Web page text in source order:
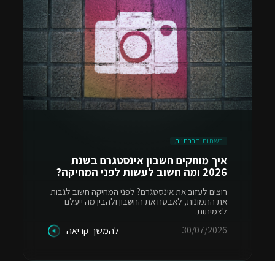
רשתות חברתיות
איך מוחקים חשבון אינסטגרם בשנת
2026 ומה חשוב לעשות לפני המחיקה?
רוצים לעזוב את אינסטגרם? לפני המחיקה חשוב לגבות
את התמונות, לאבטח את החשבון ולהבין מה ייעלם
לצמיתות.
30/07/2026
להמשך קריאה